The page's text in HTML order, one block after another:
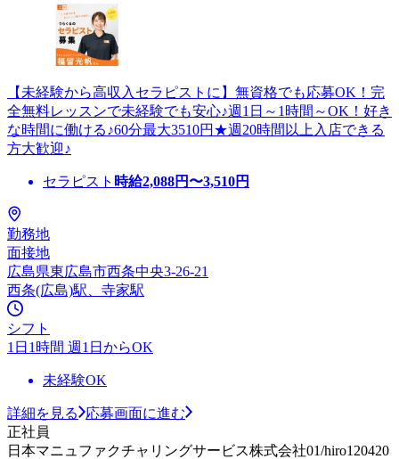
【未経験から高収入セラピストに】無資格でも応募OK！完
全無料レッスンで未経験でも安心♪週1日～1時間～OK！好き
な時間に働ける♪60分最大3510円★週20時間以上入店できる
方大歓迎♪
セラピスト 時給2,088円〜3,510円
勤務地
面接地
広島県東広島市西条中央3-26-21
西条(広島)駅、寺家駅
シフト
1日1時間 週1日からOK
未経験OK
詳細を見る
応募画面に進む
正社員
日本マニュファクチャリングサービス株式会社01/hiro120420